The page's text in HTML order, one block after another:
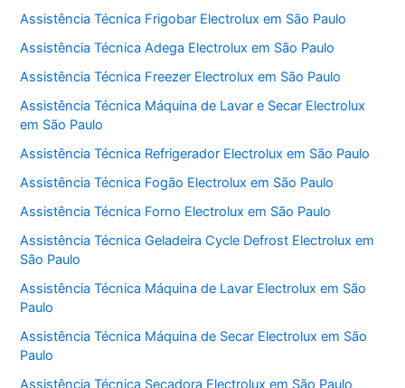
Assistência Técnica Frigobar Electrolux em São Paulo
Assistência Técnica Adega Electrolux em São Paulo
Assistência Técnica Freezer Electrolux em São Paulo
Assistência Técnica Máquina de Lavar e Secar Electrolux
em São Paulo
Assistência Técnica Refrigerador Electrolux em São Paulo
Assistência Técnica Fogão Electrolux em São Paulo
Assistência Técnica Forno Electrolux em São Paulo
Assistência Técnica Geladeira Cycle Defrost Electrolux em
São Paulo
Assistência Técnica Máquina de Lavar Electrolux em São
Paulo
Assistência Técnica Máquina de Secar Electrolux em São
Paulo
Assistência Técnica Secadora Electrolux em São Paulo